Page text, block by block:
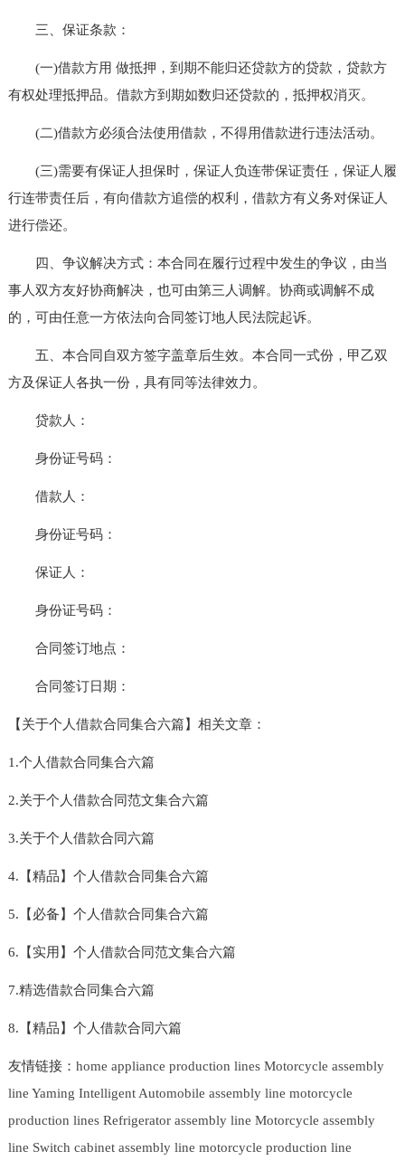
三、保证条款：
(一)借款方用 做抵押，到期不能归还贷款方的贷款，贷款方
有权处理抵押品。借款方到期如数归还贷款的，抵押权消灭。
(二)借款方必须合法使用借款，不得用借款进行违法活动。
(三)需要有保证人担保时，保证人负连带保证责任，保证人履
行连带责任后，有向借款方追偿的权利，借款方有义务对保证人
进行偿还。
四、争议解决方式：本合同在履行过程中发生的争议，由当
事人双方友好协商解决，也可由第三人调解。协商或调解不成
的，可由任意一方依法向合同签订地人民法院起诉。
五、本合同自双方签字盖章后生效。本合同一式份，甲乙双
方及保证人各执一份，具有同等法律效力。
贷款人：
身份证号码：
借款人：
身份证号码：
保证人：
身份证号码：
合同签订地点：
合同签订日期：
【关于个人借款合同集合六篇】相关文章：
1.个人借款合同集合六篇
2.关于个人借款合同范文集合六篇
3.关于个人借款合同六篇
4.【精品】个人借款合同集合六篇
5.【必备】个人借款合同集合六篇
6.【实用】个人借款合同范文集合六篇
7.精选借款合同集合六篇
8.【精品】个人借款合同六篇
友情链接： home appliance production lines Motorcycle assembly
line Yaming Intelligent Automobile assembly line motorcycle
production lines Refrigerator assembly line Motorcycle assembly
line Switch cabinet assembly line motorcycle production line